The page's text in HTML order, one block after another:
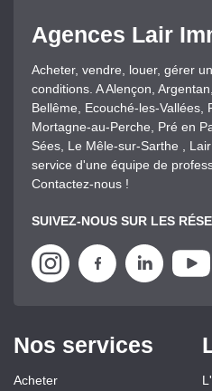
Agences Lair
Acheter, vendre, louer, gérer
conditions. A Alençon,
Bellême, Ecouché-les-Vallées,
Mortagne-au-Perche, Pré en
Sées, Le Mêle-sur-Sarthe ,
service d'une équipe de
Contactez-nous !
SUIVEZ-NOUS SUR LES
Nos services
Acheter